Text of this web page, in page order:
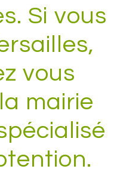
Si vous
vous
mairie